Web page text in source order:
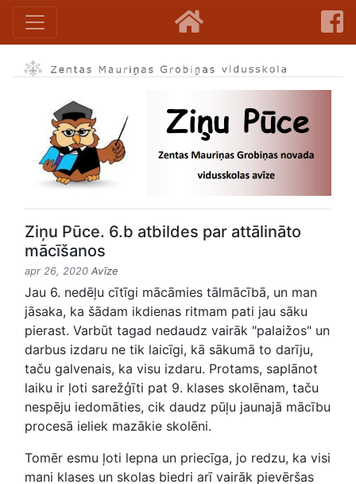
Ziņu Pūce. 6.b atbildes par attālināto
mācīšanos
apr 26, 2020 Avīze
Jau 6. nedēļu cītīgi mācāmies tālmācībā, un man
jāsaka, ka šādam ikdienas ritmam pati jau sāku
pierast. Varbūt tagad nedaudz vairāk "palaižos" un
darbus izdaru ne tik laicīgi, kā sākumā to darīju,
taču galvenais, ka visu izdaru. Protams, saplānot
laiku ir ļoti sarežģīti pat 9. klases skolēnam, taču
nespēju iedomāties, cik daudz pūļu jaunajā mācību
procesā ieliek mazākie skolēni.
Tomēr esmu ļoti lepna un priecīga, jo redzu, ka visi
mani klases un skolas biedri arī vairāk pievēršas